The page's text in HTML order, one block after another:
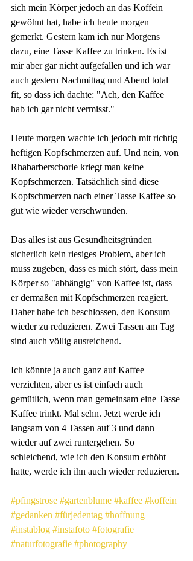
sich mein Körper jedoch an das Koffein
gewöhnt hat, habe ich heute morgen
gemerkt. Gestern kam ich nur Morgens
dazu, eine Tasse Kaffee zu trinken. Es ist
mir aber gar nicht aufgefallen und ich war
auch gestern Nachmittag und Abend total
fit, so dass ich dachte: "Ach, den Kaffee
hab ich gar nicht vermisst."
Heute morgen wachte ich jedoch mit richtig
heftigen Kopfschmerzen auf. Und nein, von
Rhabarberschorle kriegt man keine
Kopfschmerzen. Tatsächlich sind diese
Kopfschmerzen nach einer Tasse Kaffee so
gut wie wieder verschwunden.
Das alles ist aus Gesundheitsgründen
sicherlich kein riesiges Problem, aber ich
muss zugeben, dass es mich stört, dass mein
Körper so "abhängig" von Kaffee ist, dass
er dermaßen mit Kopfschmerzen reagiert.
Daher habe ich beschlossen, den Konsum
wieder zu reduzieren. Zwei Tassen am Tag
sind auch völlig ausreichend.
Ich könnte ja auch ganz auf Kaffee
verzichten, aber es ist einfach auch
gemütlich, wenn man gemeinsam eine Tasse
Kaffee trinkt. Mal sehn. Jetzt werde ich
langsam von 4 Tassen auf 3 und dann
wieder auf zwei runtergehen. So
schleichend, wie ich den Konsum erhöht
hatte, werde ich ihn auch wieder reduzieren.
#pfingstrose #gartenblume #kaffee #koffein
#gedanken #fürjedentag #hoffnung
#instablog #instafoto #fotografie
#naturfotografie #photography